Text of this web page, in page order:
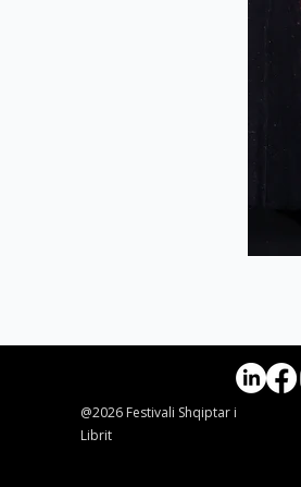
@2026 Festivali Shqiptar i
Librit